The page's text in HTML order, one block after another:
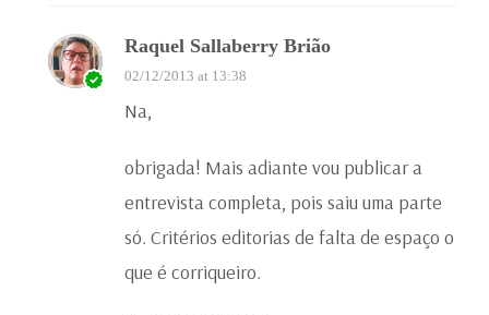
Raquel Sallaberry Brião
02/12/2013 at 13:38
Na,
obrigada! Mais adiante vou publicar a
entrevista completa, pois saiu uma parte
só. Critérios editorias de falta de espaço o
que é corriqueiro.